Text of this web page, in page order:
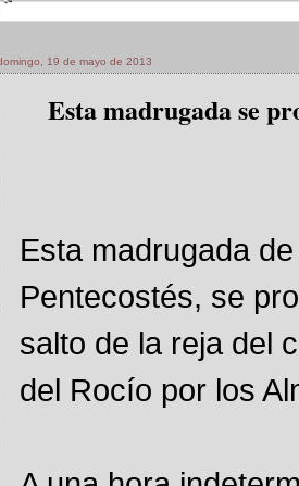
19 de mayo de 2013
Esta madrugada se
Esta madrugada
Pentecostés, se
salto de la reja del
del Rocío por los